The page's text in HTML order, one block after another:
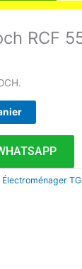
RCF
Électroménager TG